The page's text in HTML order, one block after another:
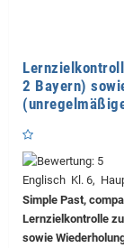
2 Bayern)
Englisch Kl. 6,
Simple Past,
Lernzielkontrolle
sowie